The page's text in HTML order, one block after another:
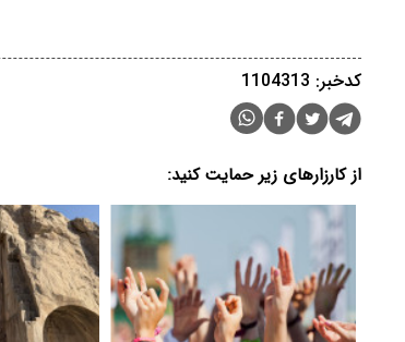
کدخبر: 1104313
از کارزارهای زیر حمایت کنید: